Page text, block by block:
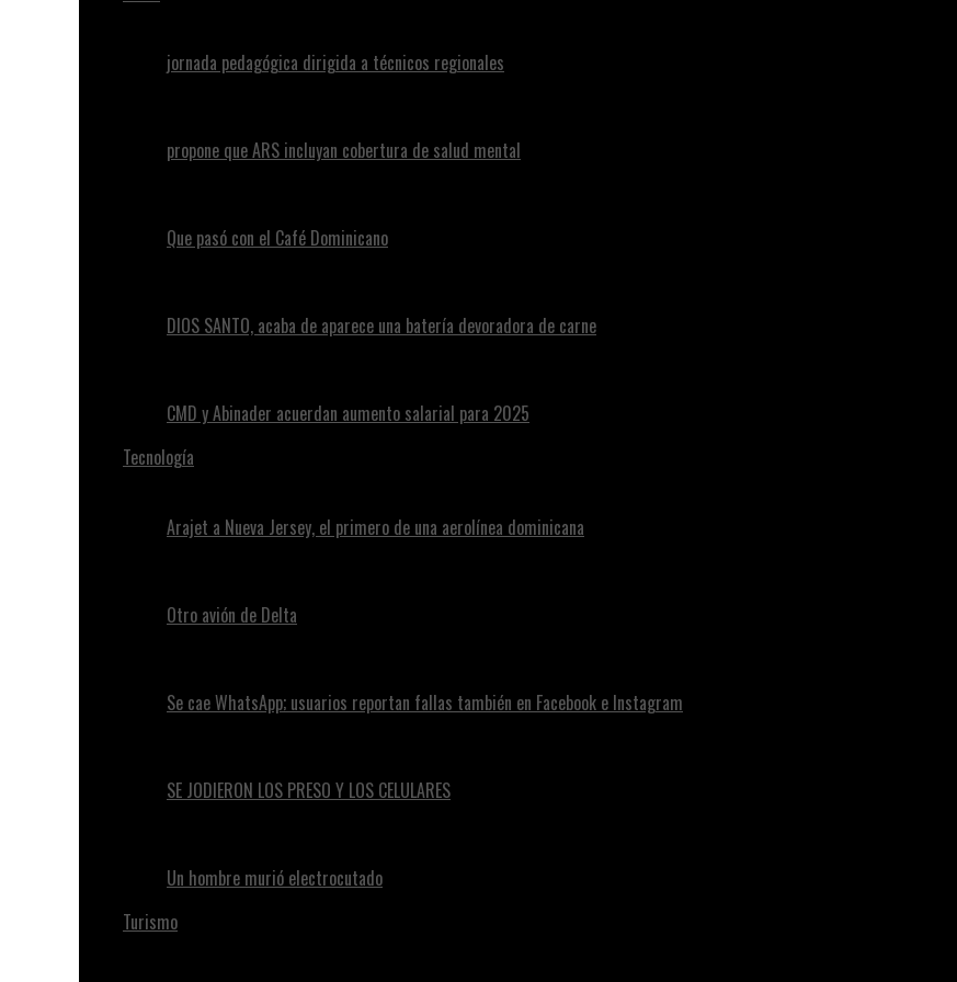
jornada pedagógica dirigida a técnicos regionales
propone que ARS incluyan cobertura de salud mental
Que pasó con el Café Dominicano
DIOS SANTO, acaba de aparece una batería devoradora de carne
CMD y Abinader acuerdan aumento salarial para 2025
Tecnología
Arajet a Nueva Jersey, el primero de una aerolínea dominicana
Otro avión de Delta
Se cae WhatsApp; usuarios reportan fallas también en Facebook e Instagram
SE JODIERON LOS PRESO Y LOS CELULARES
Un hombre murió electrocutado
Turismo